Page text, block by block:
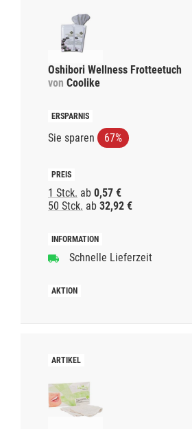
Oshibori Wellness Frotteetuch
von Coolike
Sie sparen 67%
1 Stck. ab 0,57 €
50 Stck. ab 32,92 €
Schnelle Lieferzeit